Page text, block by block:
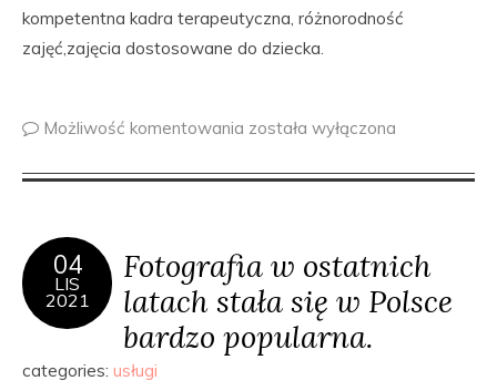
kompetentna kadra terapeutyczna, różnorodność
zajęć,zajęcia dostosowane do dziecka.
Możliwość komentowania została wyłączona
04
LIS
2021
Fotografia w ostatnich
latach stała się w Polsce
bardzo popularna.
categories: usługi